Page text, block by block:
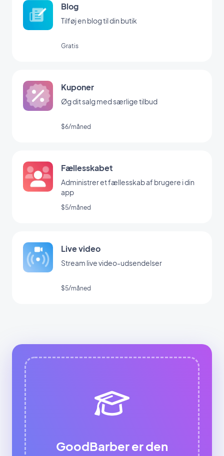
Blog
Tilføj en blog til din butik
Gratis
Kuponer
Øg dit salg med særlige tilbud
$6/måned
Fællesskabet
Administrer et fællesskab af brugere i din
app
$5/måned
Live video
Stream live video-udsendelser
$5/måned
GoodBarber er den